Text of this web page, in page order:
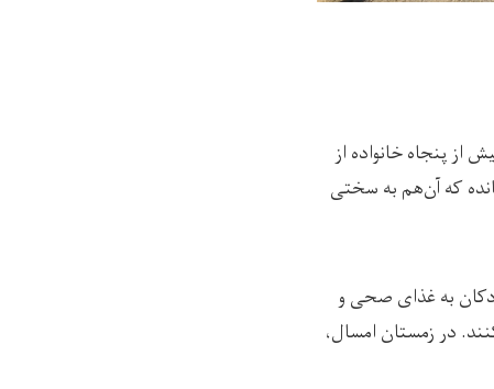
از پنجاه خانواده‌ از
اما اکنون حدود 15 خانواده‌ باقی مانده که آن‌هم به سختی
به غذای صحی و
در زمستان امسال،